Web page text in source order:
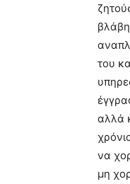
του
αλλά
να
μη